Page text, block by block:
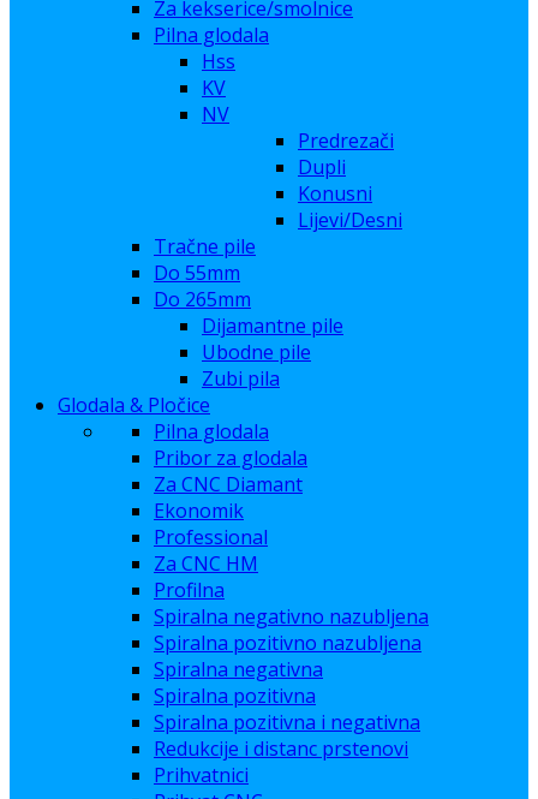
Za kekserice/smolnice
Pilna glodala
Hss
KV
NV
Predrezači
Dupli
Konusni
Lijevi/Desni
Tračne pile
Do 55mm
Do 265mm
Dijamantne pile
Ubodne pile
Zubi pila
Glodala & Pločice
Pilna glodala
Pribor za glodala
Za CNC Diamant
Ekonomik
Professional
Za CNC HM
Profilna
Spiralna negativno nazubljena
Spiralna pozitivno nazubljena
Spiralna negativna
Spiralna pozitivna
Spiralna pozitivna i negativna
Redukcije i distanc prstenovi
Prihvatnici